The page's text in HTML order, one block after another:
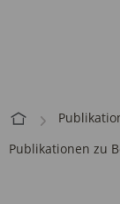
Publikationen zu